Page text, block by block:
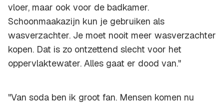
vloer, maar ook voor de badkamer.
Schoonmaakazijn kun je gebruiken als
wasverzachter. Je moet nooit meer wasverzachter
kopen. Dat is zo ontzettend slecht voor het
oppervlaktewater. Alles gaat er dood van."
"Van soda ben ik groot fan. Mensen komen nu